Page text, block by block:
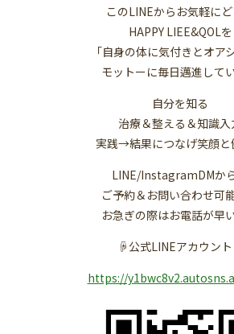
このLINEからお気軽に
HAPPY LIEE&QOLを
「自身の体に気付きとオア
モットーに毎日邁進して
自分を知る
治療＆整える＆知識入
実践→結果につなげ笑顔と
LINE/InstagramDMか
ご予約＆お問い合わせ可
お急ぎの際はお電話が早
☟公式LINEアカウン
https://